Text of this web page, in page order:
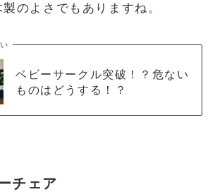
のよさでもありますね。
ベビーサークル突破！？危ない
ものはどうする！？
チェア